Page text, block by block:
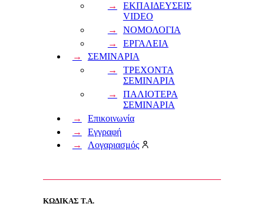
ΕΚΠΑΙΔΕΥΣΕΙΣ
VIDEO
ΝΟΜΟΛΟΓΙΑ
ΕΡΓΑΛΕΙΑ
ΣΕΜΙΝΑΡΙΑ
ΤΡΕΧΟΝΤΑ
ΣΕΜΙΝΑΡΙΑ
ΠΑΛΙΟΤΕΡΑ
ΣΕΜΙΝΑΡΙΑ
Επικοινωνία
Εγγραφή
Λογαριασμός
ΚΩΔΙΚΑΣ Τ.Α.